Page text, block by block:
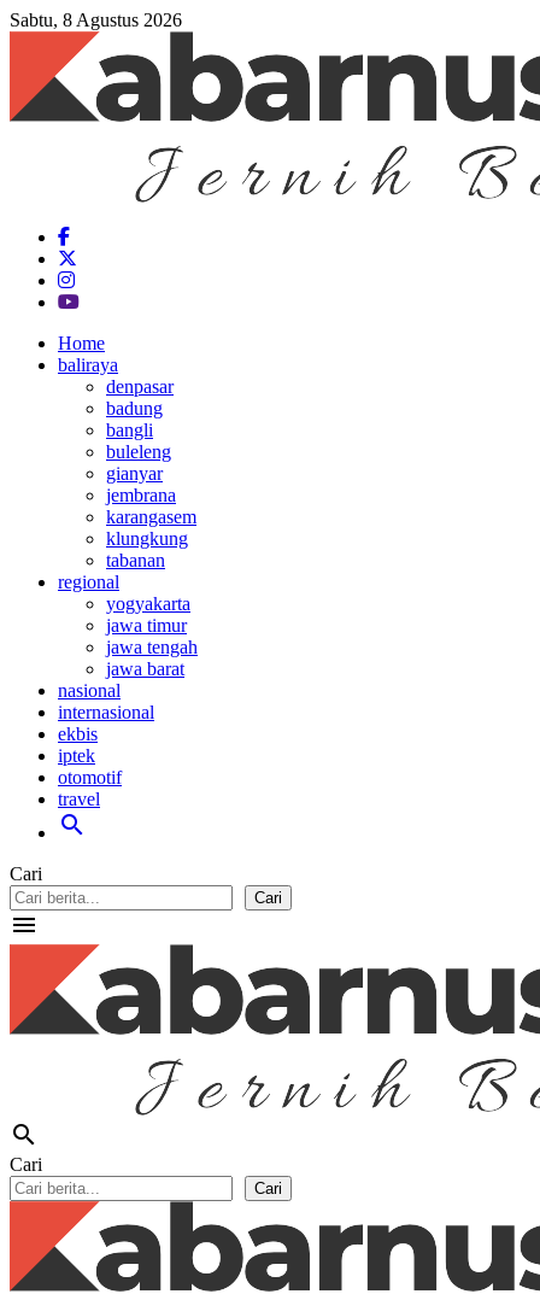
Sabtu, 8 Agustus 2026
Home
baliraya
denpasar
badung
bangli
buleleng
gianyar
jembrana
karangasem
klungkung
tabanan
regional
yogyakarta
jawa timur
jawa tengah
jawa barat
nasional
internasional
ekbis
iptek
otomotif
travel
search
Cari
Cari
menu
search
Cari
Cari